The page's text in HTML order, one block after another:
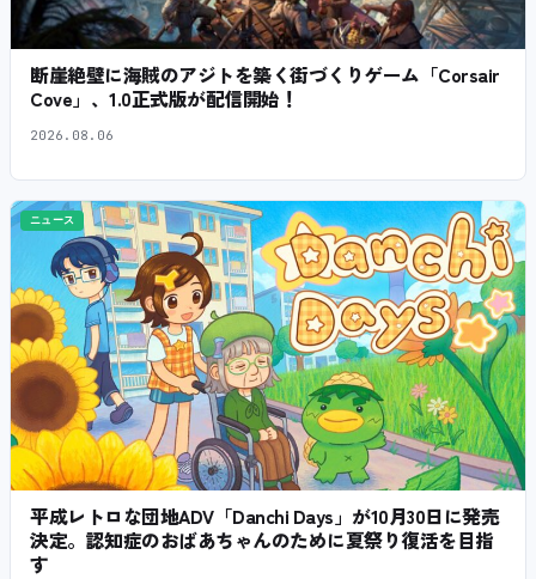
断崖絶壁に海賊のアジトを築く街づくりゲーム「Corsair
Cove」、1.0正式版が配信開始！
2026.08.06
ニュース
平成レトロな団地ADV「Danchi Days」が10月30日に発売
決定。認知症のおばあちゃんのために夏祭り復活を目指
す